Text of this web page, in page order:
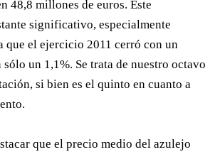
48,8 millones de euros. Este
significativo, especialmente
que el ejercicio 2011 cerró con un
un 1,1%. Se trata de nuestro octavo
si bien es el quinto en cuanto a
que el precio medio del azulejo